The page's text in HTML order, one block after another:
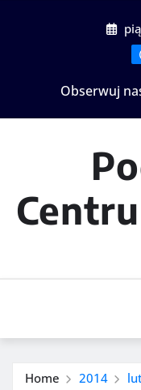
Obserwuj
Home 2014